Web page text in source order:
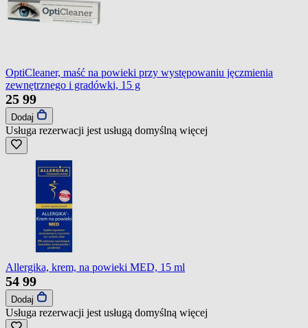
OptiCleaner, maść na powieki przy występowaniu jęczmienia
zewnętrznego i gradówki, 15 g
25 99
Dodaj
Usługa rezerwacji jest usługą domyślną więcej
Allergika, krem, na powieki MED, 15 ml
54 99
Dodaj
Usługa rezerwacji jest usługą domyślną więcej